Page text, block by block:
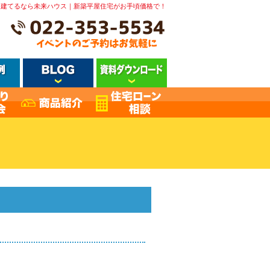
てるなら未来ハウス｜新築平屋住宅がお手頃価格で！